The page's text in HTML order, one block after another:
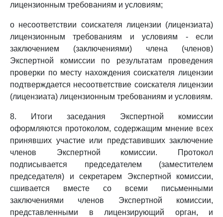
лицензионным требованиям и условиям;
о несоответствии соискателя лицензии (лицензиата)
лицензионным требованиям и условиям - если
заключением (заключениями) члена (членов)
Экспертной комиссии по результатам проведения
проверки по месту нахождения соискателя лицензии
подтверждается несоответствие соискателя лицензии
(лицензиата) лицензионным требованиям и условиям.
8. Итоги заседания Экспертной комиссии
оформляются протоколом, содержащим мнение всех
принявших участие или представивших заключение
членов Экспертной комиссии. Протокол
подписывается председателем (заместителем
председателя) и секретарем Экспертной комиссии,
сшивается вместе со всеми письменными
заключениями членов Экспертной комиссии,
представленными в лицензирующий орган, и